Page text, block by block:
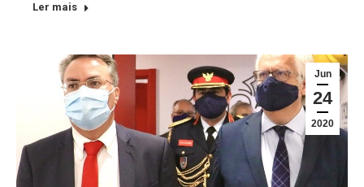
Ler mais
Jun
24
2020